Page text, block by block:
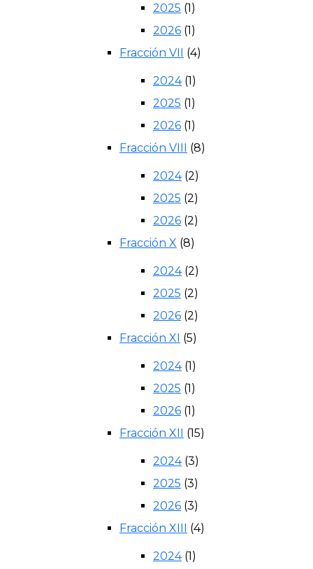
2025 (1)
2026 (1)
Fracción VII (4)
2024(1)
2025 (1)
2026 (1)
Fracción VIII (8)
2024(2)
2025 (2)
2026 (2)
Fracción X (8)
2024(2)
2025 (2)
2026 (2)
Fracción XI (5)
2024(1)
2025 (1)
2026 (1)
Fracción XII (15)
2024(3)
2025 (3)
2026 (3)
Fracción XIII (4)
2024(1)